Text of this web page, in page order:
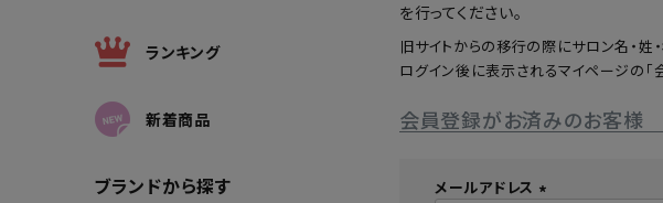
ファージェル
ランキング
新着商品
ブランドから探す
を行ってください。
旧サイトからの移行の際にサロン名・姓
ログイン後に表示されるマイページの「
会員登録がお済みのお客様
メールアドレス